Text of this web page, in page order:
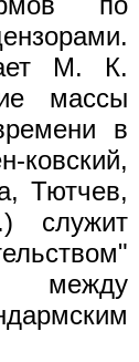
М. К.
массы
в
Тютчев,
служит
между